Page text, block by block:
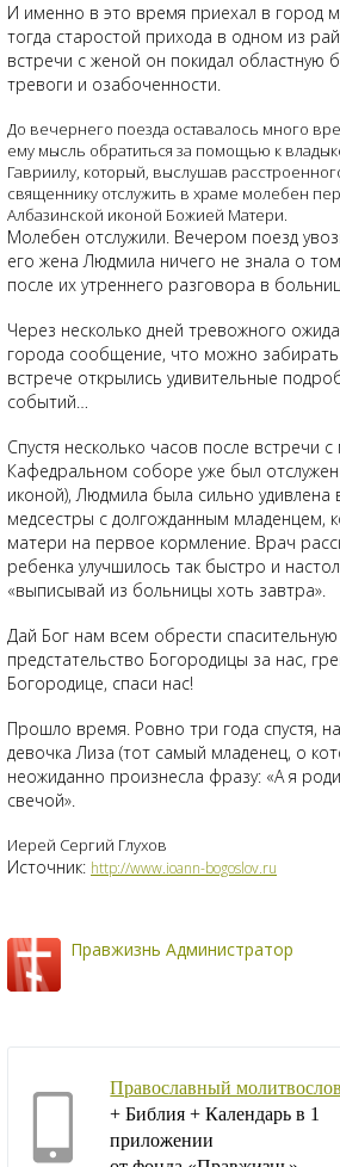
И именно в это время приехал в город
тогда старостой прихода в одном из
встречи с женой он покидал областную
тревоги и озабоченности.
До вечернего поезда оставалось много
ему мысль обратиться за помощью к
Гавриилу, который, выслушав
священнику отслужить в храме молебен
Албазинской иконой Божией Матери.
Молебен отслужили. Вечером поезд
его жена Людмила ничего не знала о
после их утреннего разговора в
Через несколько дней тревожного
города сообщение, что можно
встрече открылись удивительные
событий…
Спустя несколько часов после встречи с
Кафедральном соборе уже был
иконой), Людмила была сильно
медсестры с долгожданным младенцем,
матери на первое кормление. Врач
ребенка улучшилось так быстро и
«выписывай из больницы хоть завтра».
Дай Бог нам всем обрести
предстательство Богородицы за нас,
Богородице, спаси нас!
Прошло время. Ровно три года спустя,
девочка Лиза (тот самый младенец, о
неожиданно произнесла фразу: «А я
свечой».
Иерей Сергий Глухов
Источник: http://www.ioann-bogoslov.ru
Правжизнь Администратор
Православный молитвослов
+ Библия + Календарь в 1
приложении